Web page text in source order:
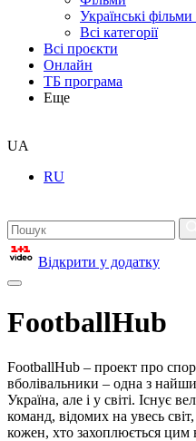
Українські фільми
Всі категорії
Всі проєкти
Онлайн
ТБ програма
Еще
UA
RU
Відкрити у додатку
FootballHub
FootballHub – проект про
вболівальники – одна з
Україна, але і у світі. Існує
команд, відомих на увесь
кожен, хто захоплюється цим